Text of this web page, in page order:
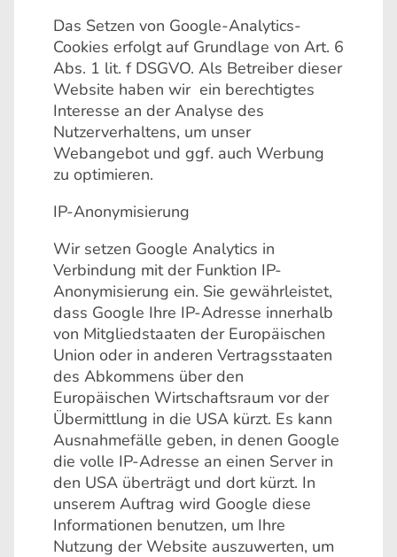
Das Setzen von Google-Analytics-
Cookies erfolgt auf Grundlage von Art. 6
Abs. 1 lit. f DSGVO. Als Betreiber dieser
Website haben wir ein berechtigtes
Interesse an der Analyse des
Nutzerverhaltens, um unser
Webangebot und ggf. auch Werbung
zu optimieren.
IP-Anonymisierung
Wir setzen Google Analytics in
Verbindung mit der Funktion IP-
Anonymisierung ein. Sie gewährleistet,
dass Google Ihre IP-Adresse innerhalb
von Mitgliedstaaten der Europäischen
Union oder in anderen Vertragsstaaten
des Abkommens über den
Europäischen Wirtschaftsraum vor der
Übermittlung in die USA kürzt. Es kann
Ausnahmefälle geben, in denen Google
die volle IP-Adresse an einen Server in
den USA überträgt und dort kürzt. In
unserem Auftrag wird Google diese
Informationen benutzen, um Ihre
Nutzung der Website auszuwerten, um